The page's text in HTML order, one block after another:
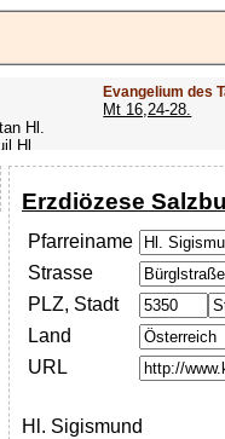
Hl.
Hl.
Evangelium des
Mt 16,24-28.
Erzdiözese
Pfarreiname
Strasse
PLZ, Stadt
Land
URL
Hl. Sigismund